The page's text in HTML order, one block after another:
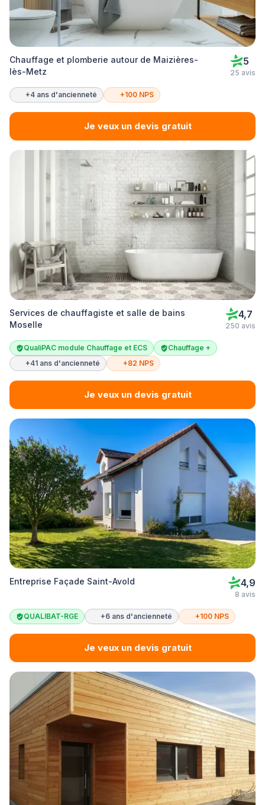
Chauffage et plomberie autour de Maizières-
lès-Metz
5
25 avis
+4 ans d'ancienneté +100 NPS
Je veux un devis gratuit
Services de chauffagiste et salle de bains
Moselle
4,7
250 avis
QualiPAC module Chauffage et ECS
Chauffage +
+41 ans d'ancienneté
+82 NPS
Je veux un devis gratuit
Entreprise Façade Saint-Avold 4,9
8 avis
QUALIBAT-RGE +6 ans d'ancienneté +100 NPS
Je veux un devis gratuit